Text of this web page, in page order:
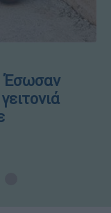
Έσωσαν